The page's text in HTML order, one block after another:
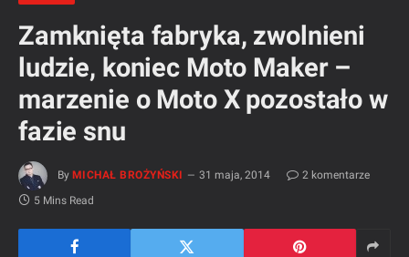
Zamknięta fabryka, zwolnieni
ludzie, koniec Moto Maker –
marzenie o Moto X pozostało w
fazie snu
By MICHAŁ BROŻYŃSKI 31 maja, 2014
2 komentarze
5 Mins Read